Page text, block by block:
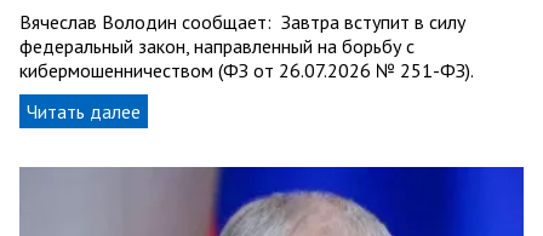
Вячеслав Володин сообщает: Завтра вступит в силу
федеральный закон, направленный на борьбу с
кибермошенничеством (ФЗ от 26.07.2026 № 251-ФЗ).
Читать далее